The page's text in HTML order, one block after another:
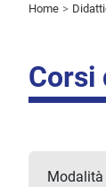
Home
Corsi